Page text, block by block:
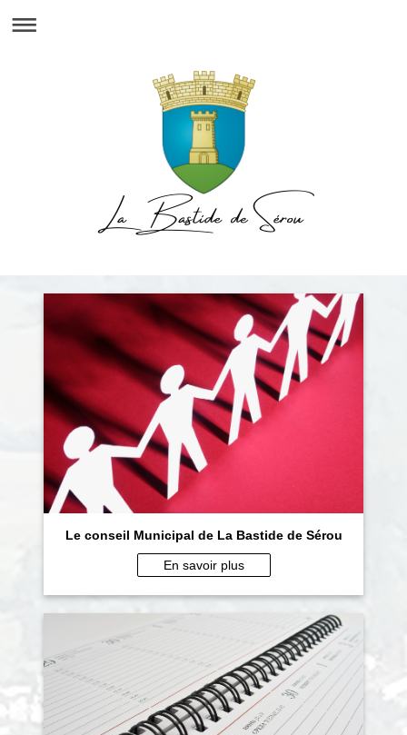
Le conseil Municipal de La Bastide de Sérou
En savoir plus